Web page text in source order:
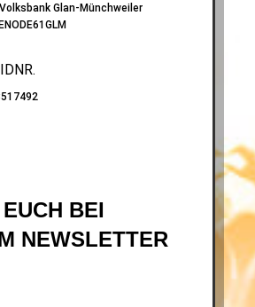
Glan-Münchweiler
BEI
NEWSLETTER